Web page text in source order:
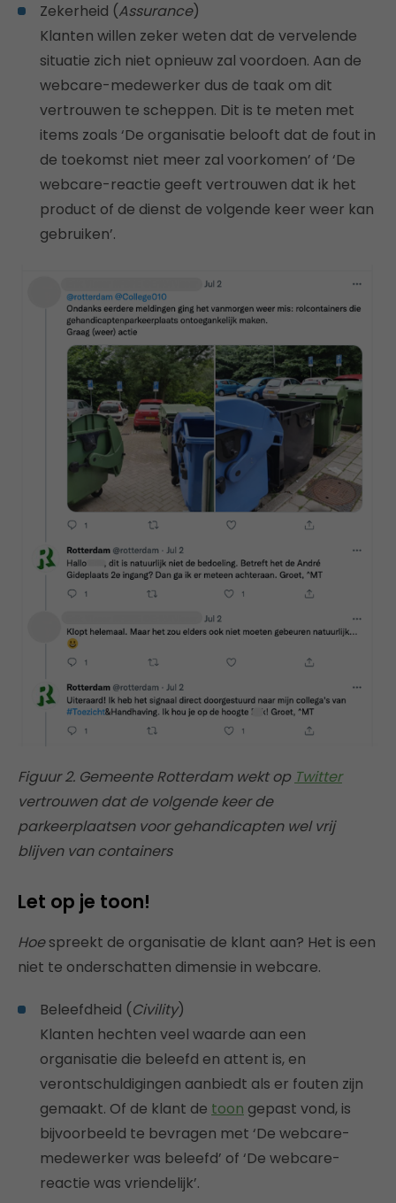
Zekerheid (Assurance)
Klanten willen zeker weten dat de vervelende
situatie zich niet opnieuw zal voordoen. Aan de
webcare-medewerker dus de taak om dit
vertrouwen te scheppen. Dit is te meten met
items zoals ‘De organisatie belooft dat de fout in
de toekomst niet meer zal voorkomen’ of ‘De
webcare-reactie geeft vertrouwen dat ik het
product of de dienst de volgende keer weer kan
gebruiken’.
Figuur 2. Gemeente Rotterdam wekt op Twitter
vertrouwen dat de volgende keer de
parkeerplaatsen voor gehandicapten wel vrij
blijven van containers
Let op je toon!
Hoespreekt de organisatie de klant aan? Het is een
niet te onderschatten dimensie in webcare.
Beleefdheid (Civility)
Klanten hechten veel waarde aan een
organisatie die beleefd en attent is, en
verontschuldigingen aanbiedt als er fouten zijn
gemaakt. Of de klant de toon gepast vond, is
bijvoorbeeld te bevragen met ‘De webcare-
medewerker was beleefd’ of ‘De webcare-
reactie was vriendelijk’.